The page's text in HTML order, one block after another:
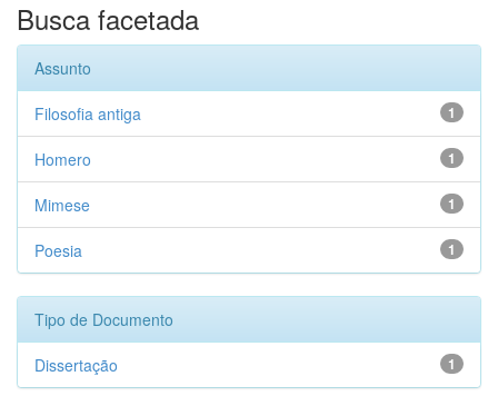
Busca facetada
Assunto
1
Filosofia antiga
1
Homero
1
Mimese
1
Poesia
Tipo de Documento
1
Dissertação